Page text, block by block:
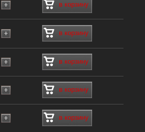
в корзину
в корзину
в корзину
в корзину
в корзину